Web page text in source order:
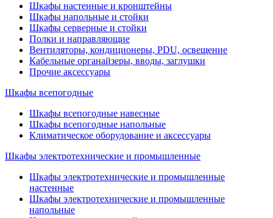
Шкафы настенные и кронштейны
Шкафы напольные и стойки
Шкафы серверные и стойки
Полки и направляющие
Вентиляторы, кондиционеры, PDU, освещение
Кабельные органайзеры, вводы, заглушки
Прочие аксеcсуары
Шкафы всепогодные
Шкафы всепогодные навесные
Шкафы всепогодные напольные
Климатическое оборудование и аксессуары
Шкафы электротехнические и промышленные
Шкафы электротехнические и промышленные
настенные
Шкафы электротехнические и промышленные
напольные